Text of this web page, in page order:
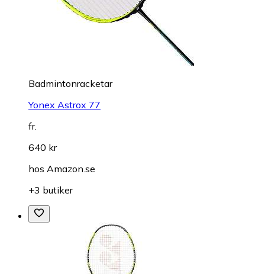
Badmintonracketar
Yonex Astrox 77
fr.
640 kr
hos Amazon.se
+3 butiker